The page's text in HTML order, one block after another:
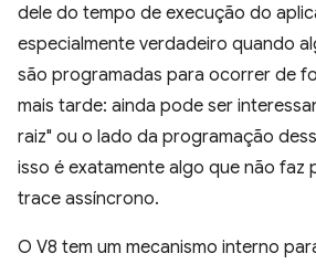
dele do tempo de execução do
especialmente verdadeiro quando
são programadas para ocorrer de
mais tarde: ainda pode ser
raiz" ou o lado da programação
isso é exatamente algo que não faz
trace assíncrono.
O V8 tem um mecanismo interno